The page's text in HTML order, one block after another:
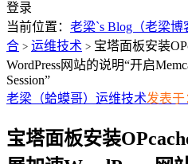
登录
当前位置： 老梁`s Blog（老梁博
合 > 运维技术 > 宝塔面板安装
WordPress网站的说明“开启
Session”
老梁（蛤蟆哥） 运维技术发表于
宝塔面板安装